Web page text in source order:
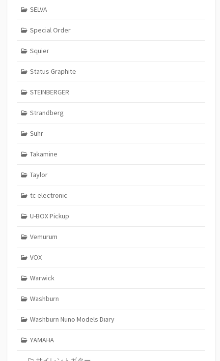
SELVA
Special Order
Squier
Status Graphite
STEINBERGER
Strandberg
Suhr
Takamine
Taylor
tc electronic
U-BOX Pickup
Vemurum
VOX
Warwick
Washburn
Washburn Nuno Models Diary
YAMAHA